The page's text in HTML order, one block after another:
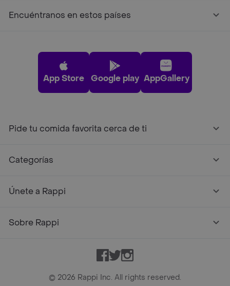
Encuéntranos en estos países
App Store Google play AppGallery
Pide tu comida favorita cerca de ti
Categorías
Únete a Rappi
Sobre Rappi
Facebook
TwitterInstagram
© 2026 Rappi Inc. All rights reserved.